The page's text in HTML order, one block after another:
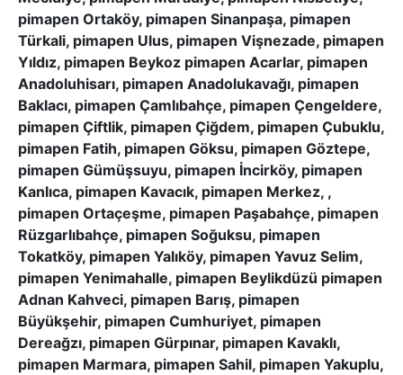
pimapen Ortaköy, pimapen Sinanpaşa, pimapen
Türkali, pimapen Ulus, pimapen Vişnezade, pimapen
Yıldız, pimapen Beykoz pimapen Acarlar, pimapen
Anadoluhisarı, pimapen Anadolukavağı, pimapen
Baklacı, pimapen Çamlıbahçe, pimapen Çengeldere,
pimapen Çiftlik, pimapen Çiğdem, pimapen Çubuklu,
pimapen Fatih, pimapen Göksu, pimapen Göztepe,
pimapen Gümüşsuyu, pimapen İncirköy, pimapen
Kanlıca, pimapen Kavacık, pimapen Merkez, ,
pimapen Ortaçeşme, pimapen Paşabahçe, pimapen
Rüzgarlıbahçe, pimapen Soğuksu, pimapen
Tokatköy, pimapen Yalıköy, pimapen Yavuz Selim,
pimapen Yenimahalle, pimapen Beylikdüzü pimapen
Adnan Kahveci, pimapen Barış, pimapen
Büyükşehir, pimapen Cumhuriyet, pimapen
Dereağzı, pimapen Gürpınar, pimapen Kavaklı,
pimapen Marmara, pimapen Sahil, pimapen Yakuplu,